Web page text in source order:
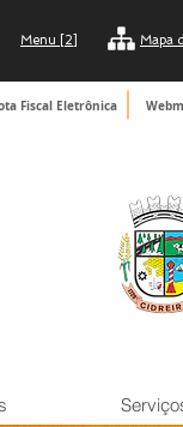
Menu [2] Mapa
Fiscal Eletrônica